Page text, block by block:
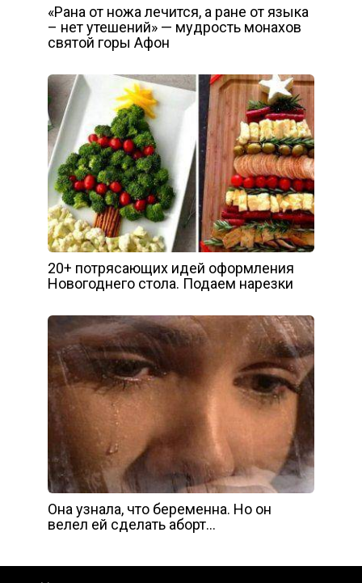
«Рана от ножа лечится, а ране от языка
– нет утешений» — мудрость монахов
святой горы Афон
20+ потрясающих идей оформления
Новогоднего стола. Подаем нарезки
Она узнала, что беременна. Но он
велел ей сделать аборт…